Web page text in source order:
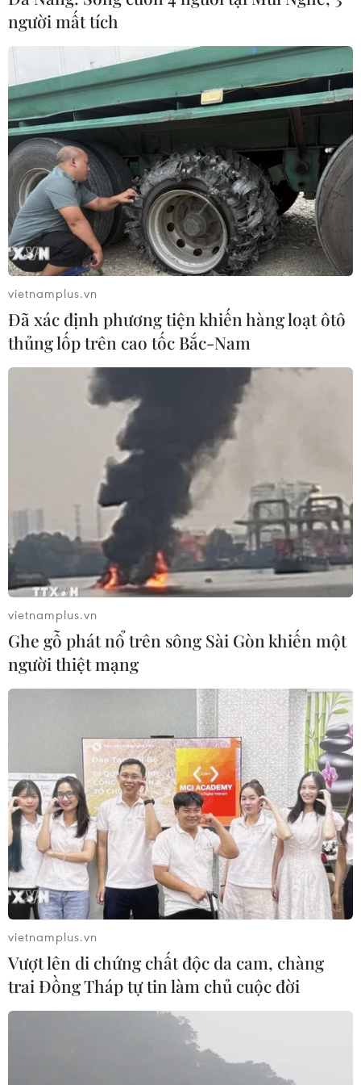
TIN CÙNG CHUYÊN MỤC
Thượng viện Mỹ thông qua dự luật
trừng phạt Nga
08/08/2026 03:50
Canada, Mỹ đàm phán thỏa thuận
thương mại tạm thời nhằm hạ nhiệt
người mất tích
vietnamplus.vn
Đã xác định phương tiện khiến hàng loạt ôtô
thủng lốp trên cao tốc Bắc-Nam
vietnamplus.vn
Ghe gỗ phát nổ trên sông Sài Gòn khiến một
người thiệt mạng
vietnamplus.vn
Vượt lên di chứng chất độc da cam, chàng
trai Đồng Tháp tự tin làm chủ cuộc đời